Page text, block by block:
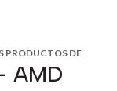
PRODUCTOS DE
AMD